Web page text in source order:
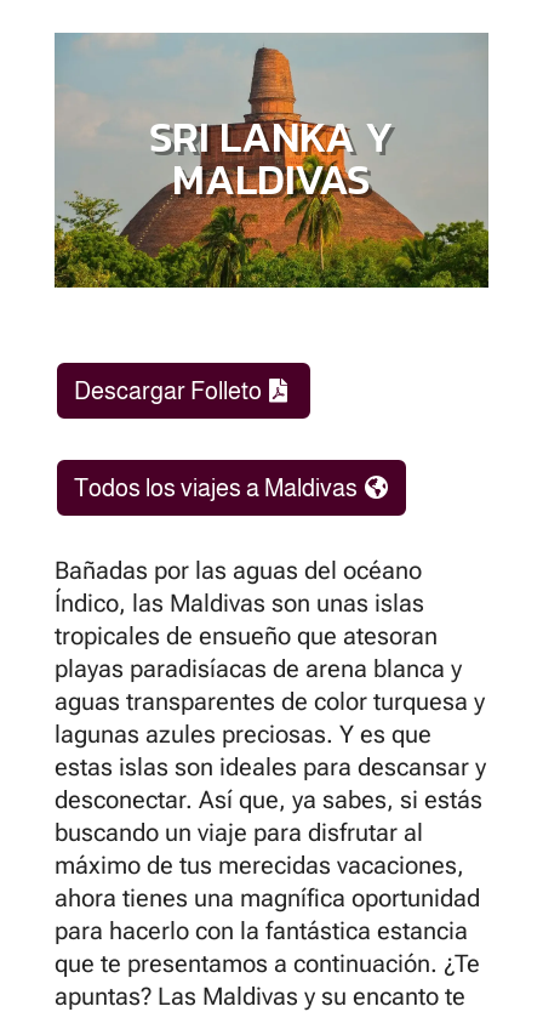
SRI LANKA Y
MALDIVAS
Descargar Folleto
Todos los viajes a Maldivas
Bañadas por las aguas del océano
Índico, las Maldivas son unas islas
tropicales de ensueño que atesoran
playas paradisíacas de arena blanca y
aguas transparentes de color turquesa y
lagunas azules preciosas. Y es que
estas islas son ideales para descansar y
desconectar. Así que, ya sabes, si estás
buscando un viaje para disfrutar al
máximo de tus merecidas vacaciones,
ahora tienes una magnífica oportunidad
para hacerlo con la fantástica estancia
que te presentamos a continuación. ¿Te
apuntas? Las Maldivas y su encanto te